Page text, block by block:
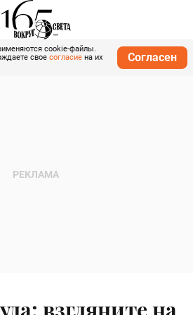
cookie-файлы.
свое согласие на их
Согласен